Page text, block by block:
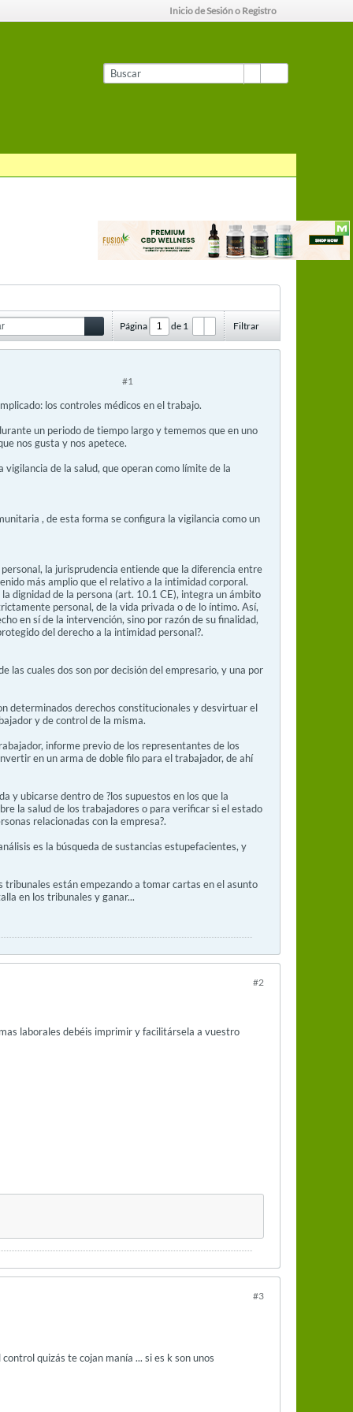
Inicio de Sesión o Registro
Página de 1 Filtrar
#1
los controles médicos en el trabajo.
un periodo de tiempo largo y tememos que en uno
nos gusta y nos apetece.
de la salud, que operan como límite de la
, de esta forma se configura la vigilancia como un
la jurisprudencia entiende que la diferencia entre
más amplio que el relativo a la intimidad corporal.
dignidad de la persona (art. 10.1 CE), integra un ámbito
personal, de la vida privada o de lo íntimo. Así,
en sí de la intervención, sino por razón de su finalidad,
del derecho a la intimidad personal?.
las cuales dos son por decisión del empresario, y una por
determinados derechos constitucionales y desvirtuar el
y de control de la misma.
informe previo de los representantes de los
en un arma de doble filo para el trabajador, de ahí
y ubicarse dentro de ?los supuestos en los que la
la salud de los trabajadores o para verificar si el estado
relacionadas con la empresa?.
es la búsqueda de sustancias estupefacientes, y
tribunales están empezando a tomar cartas en el asunto
en los tribunales y ganar...
#2
laborales debéis imprimir y facilitársela a vuestro
#3
quizás te cojan manía ... si es k son unos